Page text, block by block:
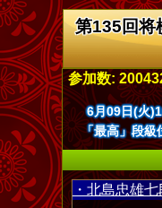
第135回将
参加数:
6月09日(火
「最高」段級
・北島忠雄